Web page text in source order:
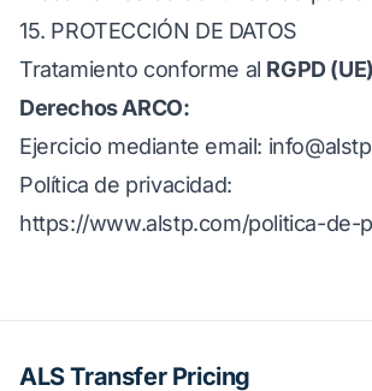
15. PROTECCIÓN DE DATOS
Tratamiento conforme al RGPD
Derechos ARCO:
Ejercicio mediante email:
Política de privacidad:
https://www.alstp.com/politica-de-
ALS Transfer Pricing